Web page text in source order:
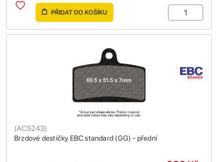
PŘIDAT DO KOŠÍKU
Brzdové destičky EBC standard (GG) - přední
(AC5243)